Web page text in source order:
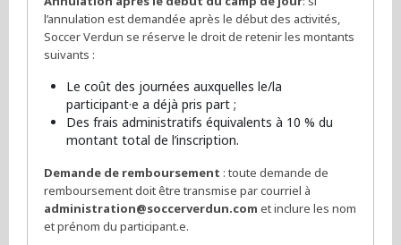
l’annulation est demandée après le début des activités,
Soccer Verdun se réserve le droit de retenir les montants
suivants :
Le coût des journées auxquelles le/la
participant·e a déjà pris part ;
Des frais administratifs équivalents à 10 % du
montant total de l’inscription.
Demande de remboursement : toute demande de
remboursement doit être transmise par courriel à
administration@soccerverdun.com et inclure les nom
et prénom du participant.e.